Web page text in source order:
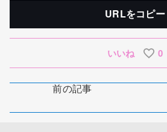
URLをコピー
いいね 0
前の記事